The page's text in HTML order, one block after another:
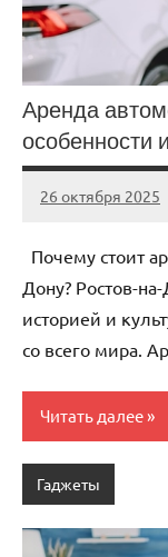
Аренда
особенности
26 октября 2025
Avtor
Нет
Почему стоит
Дону? Ростов-
историей и
со всего мира.
Читать далее
Гаджеты